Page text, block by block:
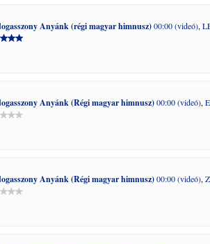
Anyánk (régi magyar himnusz)00:00 (videó),
Anyánk (Régi magyar himnusz)00:00 (videó),
Anyánk (Régi magyar himnusz)00:00 (videó),